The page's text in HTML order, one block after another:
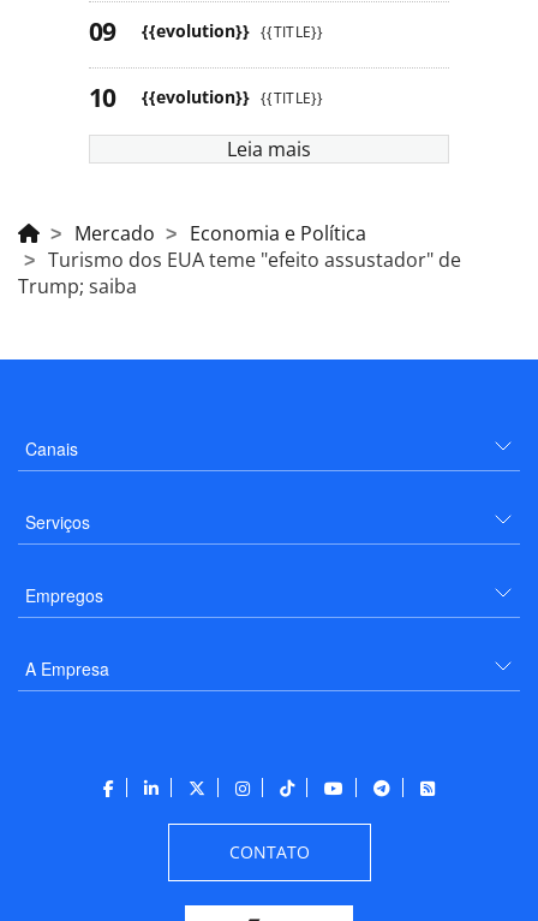
{{evolution}} {{TITLE}}
{{evolution}} {{TITLE}}
Leia mais
Mercado
Economia e Política
Turismo dos EUA teme "efeito assustador" de
Trump; saiba
Canais
Serviços
Empregos
A Empresa
CONTATO